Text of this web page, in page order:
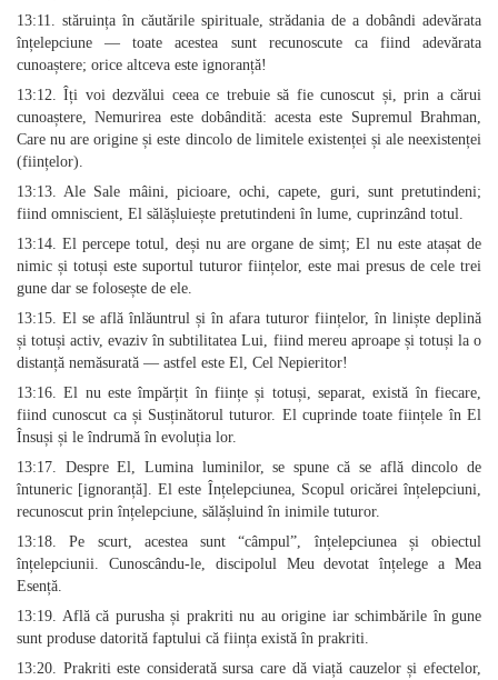
13:11. stăruința în căutările spirituale, strădania de a dobândi adevărata
înțelepciune — toate acestea sunt recunoscute ca fiind adevărata
cunoaștere; orice altceva este ignoranță!
13:12. Îți voi dezvălui ceea ce trebuie să fie cunoscut și, prin a cărui
cunoaștere, Nemurirea este dobândită: acesta este Supremul Brahman,
Care nu are origine și este dincolo de limitele existenței și ale neexistenței
(ființelor).
13:13. Ale Sale mâini, picioare, ochi, capete, guri, sunt pretutindeni;
fiind omniscient, El sălășluiește pretutindeni în lume, cuprinzând totul.
13:14. El percepe totul, deși nu are organe de simț; El nu este atașat de
nimic și totuși este suportul tuturor ființelor, este mai presus de cele trei
gune dar se folosește de ele.
13:15. El se află înlăuntrul și în afara tuturor ființelor, în liniște deplină
și totuși activ, evaziv în subtilitatea Lui, fiind mereu aproape și totuși la o
distanță nemăsurată — astfel este El, Cel Nepieritor!
13:16. El nu este împărțit în ființe și totuși, separat, există în fiecare,
fiind cunoscut ca și Susținătorul tuturor. El cuprinde toate ființele în El
Însuși și le îndrumă în evoluția lor.
13:17. Despre El, Lumina luminilor, se spune că se află dincolo de
întuneric [ignoranță]. El este Înțelepciunea, Scopul oricărei înțelepciuni,
recunoscut prin înțelepciune, sălășluind în inimile tuturor.
13:18. Pe scurt, acestea sunt “câmpul”, înțelepciunea și obiectul
înțelepciunii. Cunoscându-le, discipolul Meu devotat înțelege a Mea
Esență.
13:19. Află că purusha și prakriti nu au origine iar schimbările în gune
sunt produse datorită faptului că ființa există în prakriti.
13:20. Prakriti este considerată sursa care dă viață cauzelor și efectelor,